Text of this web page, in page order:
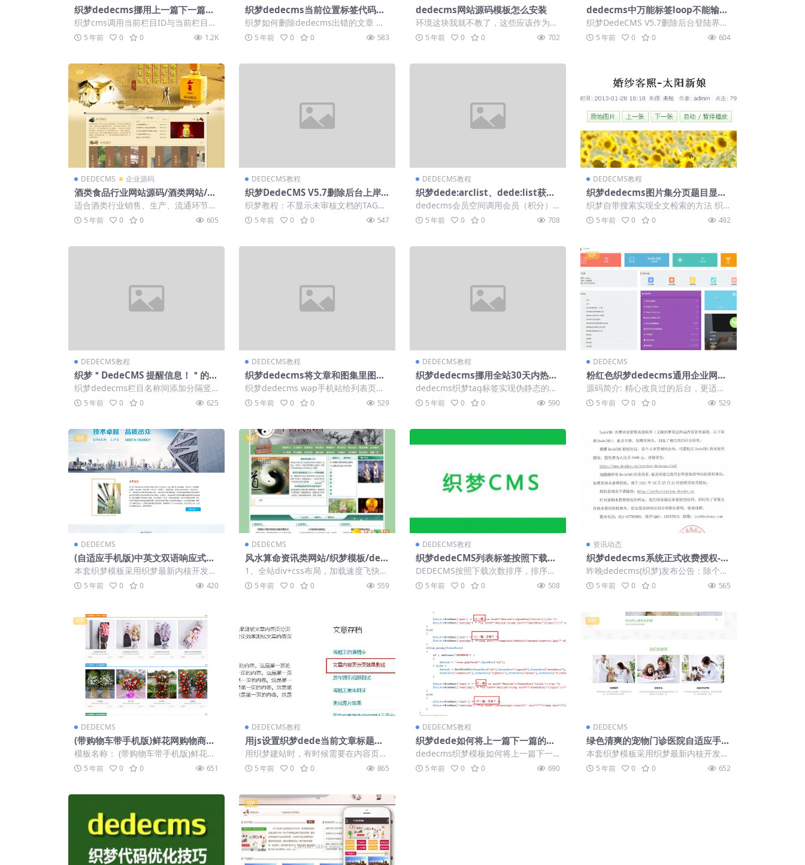
织梦dedecms挪用上一篇下一篇以
及样式修改
织梦cms调用当前栏目ID与当前栏目顶
级ID的方法 一、采用dedecms获取
当...5 年前 0 0 1.2K
织梦dedecms当前位置标签代码的
5种写法
织梦如何删除dedecms出错的文章 有
时候大家在添加文章的时候没添加成
功，显示...
5 年前 0 0 583
dedecms网站源码模板怎么安装
环境这块我就不教了，这些应该作为小
白也会。实在不会那也就没办法了。教
程如下: 我...
5 年前 0 0 702
dedecms中万能标签loop不能输入
URL的解决方式
织梦DedeCMS V5.7删除后台登陆界面
广告位的方法 打开 /dede/lo...
5 年前 0 0 604
VIP
DEDECMS 企业源码
酒类食品行业网站源码/酒类网站/织
梦模板/dedecms模板
适合酒类行业销售、生产、流通环节，
替换图片、名称，即可快捷生成自己的
专属企业站点...
5 年前 0 0 605
DEDECMS教程
织梦DedeCMS V5.7删除后台上岸
界面广告位的方式
织梦教程：不显示未审核文档的TAG的
方法 未审核文档的TAG会显示在TAG列
表页...
5 年前 0 0 547
DEDECMS教程
织梦dede:arclist、dede:list获取
附加表字段的方式
dedecms会员空间调用会员（积分）
头衔的方法 本文主要讲解织梦dedecm
s...5 年前 0 0 708
DEDECMS教程
织梦dedecms图片集分页题目显示
为注释信息的方式
织梦自带搜索实现全文检索的方法 织
梦Dedecms默认的模糊搜索只能根据
网站文章...
5 年前 0 0 492
DEDECMS教程
织梦＂DedeCMS 提醒信息！＂的修
改方式
织梦dedecms栏目名称间添加分隔竖
线的方法 想要的效果： AB模版网 |
网...5 年前 0 0 625
DEDECMS教程
织梦dedecms将文章和图集里图片
的ALT注释修改为文章题目的方式
织梦dedecms wap手机站给列表页添
加两种或多种模板的方法 给客户建立
了一...
5 年前 0 0 529
DEDECMS教程
织梦dedecms挪用全站30天内热门
文章
dedecms织梦tag标签实现伪静态的方
式 dedecms织梦tag标签实现伪...
5 年前 0 0 590
VIP
DEDECMS
粉红色织梦dedecms通用企业网站
响应式后台模板(自适应手机端)
源码简介: 精心改良过的后台，更适合
接企业建站单时，给客户使用。简洁明
了，容易操...
5 年前 0 0 529
VIP
DEDECMS
(自适应手机版)中英文双语响应式新
材料类网站dedecms模板/HTML5
新型环保材料网站源码
本套织梦模板采用织梦最新内核开发的
模板，这款模板使用范围广，不仅仅局
限于一类型的...
5 年前 0 0 420
VIP
DEDECMS
风水算命资讯类网站/织梦模板/ded
ecms模板
1、全站div+css布局，加载速度飞快
2、代码精简优化，利于访问速度 3、
c...5 年前 0 0 559
DEDECMS教程
织梦dedeCMS列表标签按照下载次
数排序
DEDECMS按照下载次数排序，排序在
SQL语句里无非就是order by 下载...
5 年前 0 0 508
资讯动态
织梦dedecms系统正式收费授权-一
站5800，你会怎样做
昨晚dedecms(织梦)发布公告：除个人
非盈利网站外，均需要购买DedeCM
S...5 年前 0 0 565
VIP
DEDECMS
(带购物车带手机版)鲜花网购物商城
织梦dedecms模板
模板名称： (带购物车带手机版)鲜花网
购物商城织梦dedecms模板 购物商城
网...5 年前 0 0 651
DEDECMS教程
用js设置织梦dede当前文章标题高
亮显示的方法
用织梦建站时，有时候需要在内容页
中，让当前文章标题高亮显示，如下
图： 织梦默认的...
5 年前 0 0 865
DEDECMS教程
织梦dede如何将上一篇下一篇的文
字改为英文
dedecms织梦模板如何将上一篇下一
篇的文字改为英文 在include文件夹
下...5 年前 0 0 690
VIP
DEDECMS
绿色清爽的宠物门诊医院自适应手机
版DEDECMS织梦网站模板
本套织梦模板采用织梦最新内核开发的
模板，这款模板使用范围广，不仅仅局
限于一类型的...
5 年前 0 0 652
VIP